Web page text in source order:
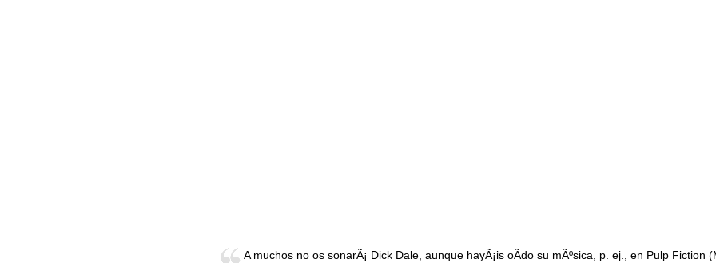
A muchos no os sonarÃ¡ Dick Dale, aunque hayÃ¡is oÃ­do su mÃºsica, p. ej., en Pulp Fiction